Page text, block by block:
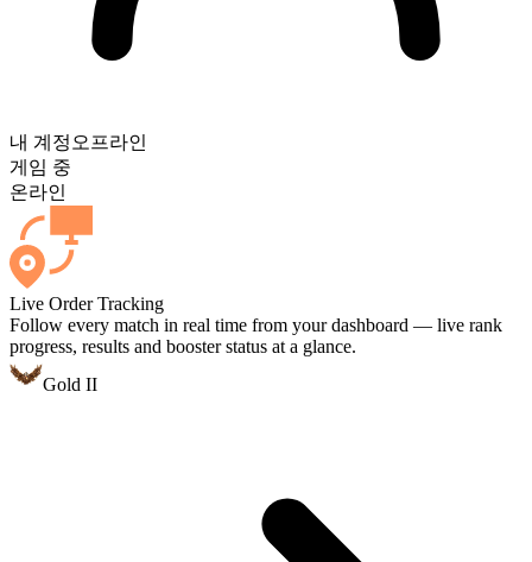
내 계정 오프라인
게임 중
온라인
Live Order Tracking
Follow every match in real time from your dashboard — live rank
progress, results and booster status at a glance.
Gold II